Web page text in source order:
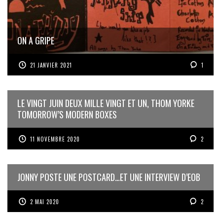
ON A GRIPE
21 JANVIER 2021 1
LE VINGT JUIN DEUX MILLE VINGT ET UN, THOM YORKE
TOMORROW’S MODERN BOXES
11 NOVEMBRE 2020 2
JONNY POSTE UNE POSTCARD…ET UNE INTERVIEW D’EOB
2 MAI 2020 2